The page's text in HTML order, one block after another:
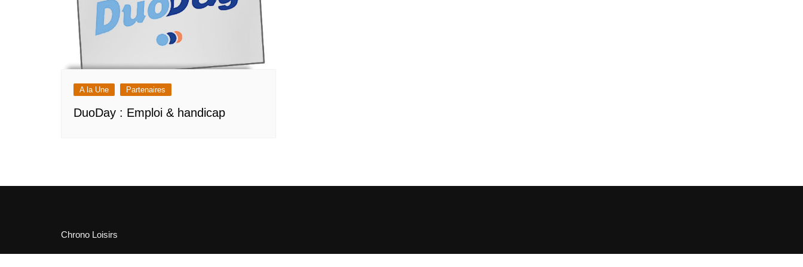
A la Une Partenaires
DuoDay : Emploi & handicap
Chrono Loisirs